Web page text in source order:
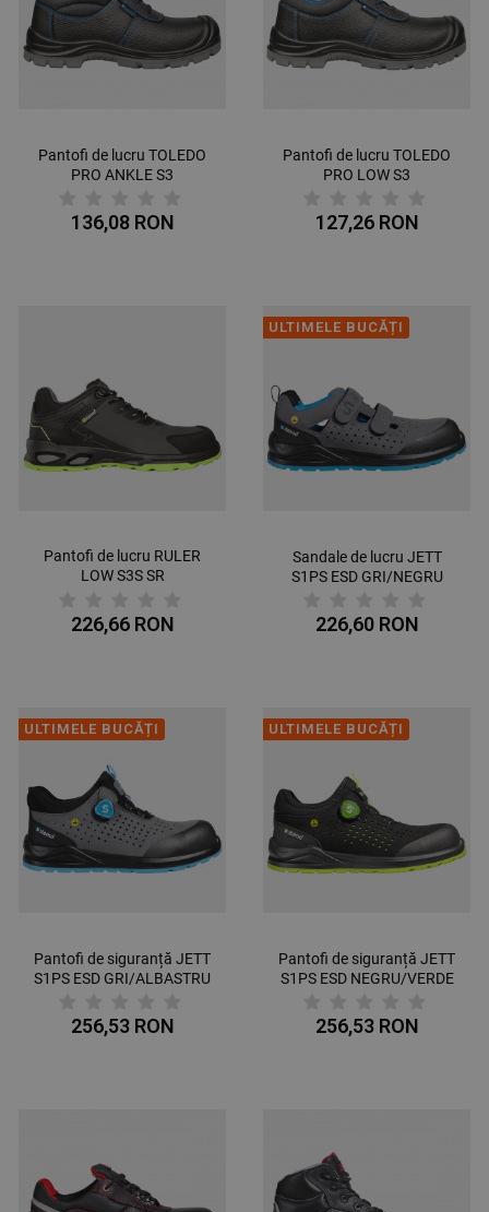
Pantofi de lucru TOLEDO
PRO ANKLE S3
136,08 RON
Pantofi de lucru TOLEDO
PRO LOW S3
127,26 RON
Pantofi de lucru RULER
LOW S3S SR
226,66 RON
ULTIMELE BUCĂȚI
Sandale de lucru JETT
S1PS ESD GRI/NEGRU
226,60 RON
ULTIMELE BUCĂȚI
Pantofi de siguranță JETT
S1PS ESD GRI/ALBASTRU
256,53 RON
ULTIMELE BUCĂȚI
Pantofi de siguranță JETT
S1PS ESD NEGRU/VERDE
256,53 RON